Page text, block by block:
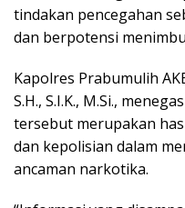
tindakan pencegahan
dan berpotensi
Kapolres Prabumulih
S.H., S.I.K., M.Si.,
tersebut merupakan
dan kepolisian dalam
ancaman narkotika.